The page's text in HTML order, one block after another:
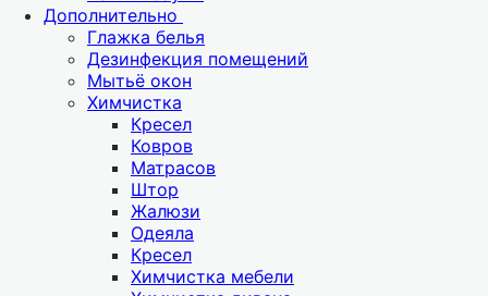
Дополнительно
Глажка белья
Дезинфекция помещений
Мытьё окон
Химчистка
Кресел
Ковров
Матрасов
Штор
Жалюзи
Одеяла
Кресел
Химчистка мебели